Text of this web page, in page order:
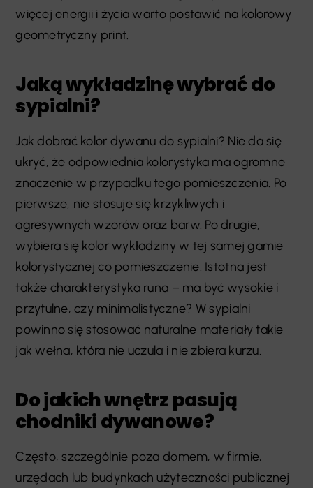
więcej energii i życia warto postawić na kolorowy
geometryczny print.
Jaką wykładzinę wybrać do
sypialni?
Jak dobrać kolor dywanu do sypialni? Nie da się
ukryć, że odpowiednia kolorystyka ma ogromne
znaczenie w przypadku tego pomieszczenia. Po
pierwsze, nie stosuje się krzykliwych i
agresywnych wzorów oraz barw. Po drugie,
wybiera się kolor wykładziny w tej samej gamie
kolorystycznej co pomieszczenie. Istotna jest
także charakterystyka runa – ma być wysokie i
przytulne, czy minimalistyczne? W sypialni
powinno się stosować naturalne materiały takie
jak wełna, która nie uczula i nie zbiera kurzu.
Do jakich wnętrz pasują
chodniki dywanowe?
Często, szczególnie poza domem, w firmie,
urzędach lub budynkach użyteczności publicznej